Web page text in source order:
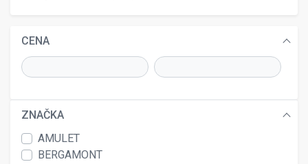
CENA
ZNAČKA
AMULET
BERGAMONT